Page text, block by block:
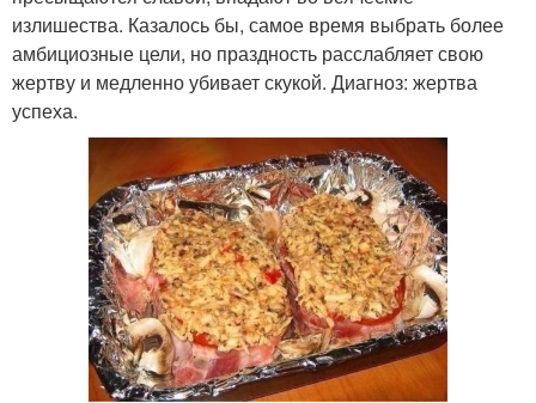
излишества. Казалось бы, самое время выбрать более
амбициозные цели, но праздность расслабляет свою
жертву и медленно убивает скукой. Диагноз: жертва
успеха.